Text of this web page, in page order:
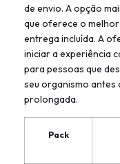
de envio. A opção
que oferece o
entrega incluída. A
iniciar a experiência
para pessoas que
seu organismo antes
prolongada.
Pack